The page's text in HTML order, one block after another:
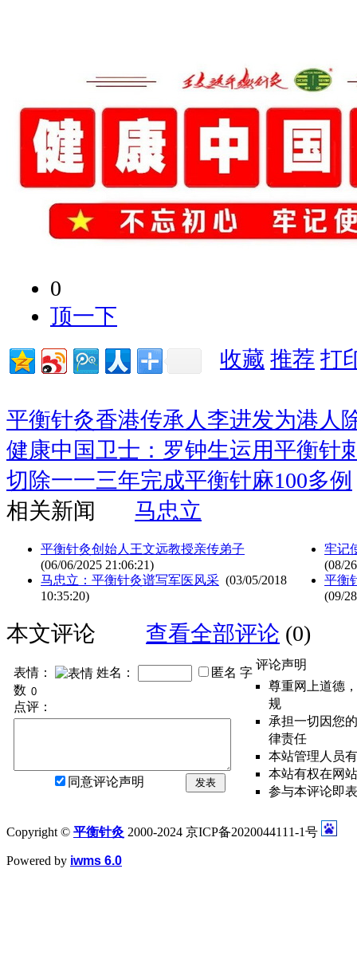
0
顶一下
收藏 推荐 打
平衡针灸香港传承人李进发为港人
健康中国卫士：罗钟生运用平衡针
切除一一三年完成平衡针麻100多例
相关新闻
马忠立
平衡针灸创始人王文远教授亲传弟子
(06/06/2025 21:06:21)
马忠立：平衡针灸谱写军医风采 (03/05/2018
10:35:20)
牢记
(08/
平衡
(09/
本文评论 查看全部评论 (0)
表情： 姓名： 匿名 字
数
点评：
同意评论声明 发表
评论声明
尊重网上道德
规
承担一切因您
律责任
本站管理人员
本站有权在网
参与本评论即
Copyright © 平衡针灸 2000-2024 京ICP备2020044111-1号
Powered by iwms 6.0